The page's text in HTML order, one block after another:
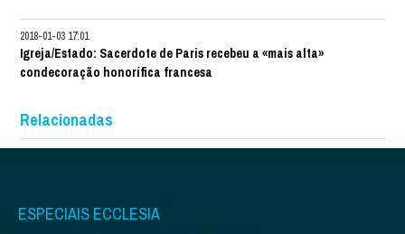
2018-01-03 17:01
Igreja/Estado: Sacerdote de Paris recebeu a «mais alta»
condecoração honorífica francesa
Relacionadas
ESPECIAIS ECCLESIA